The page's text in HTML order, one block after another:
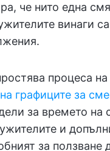
че нито една
винаги
процеса на
графиците за
за времето на
и
за ползване